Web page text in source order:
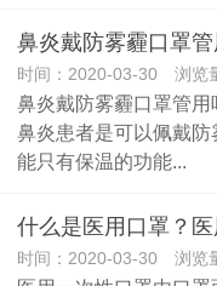
鼻炎戴防雾霾口罩
时间：2020-03-30 浏览
鼻炎戴防雾霾口罩管
鼻炎患者是可以佩戴
能只有保温的功能...
什么是医用口罩？
时间：2020-03-30 浏览